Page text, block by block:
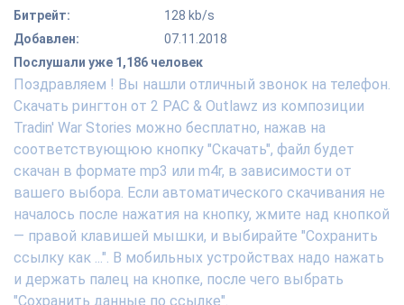
Битрейт:
128 kb/s
Добавлен:
07.11.2018
Послушали уже 1,186 человек
Поздравляем ! Вы нашли отличный звонок на телефон.
Скачать рингтон от 2 PAC & Outlawz из композиции
Tradin' War Stories можно бесплатно, нажав на
соответствующюю кнопку "Скачать", файл будет
скачан в формате mp3 или m4r, в зависимости от
вашего выбора. Если автоматического скачивания не
началось после нажатия на кнопку, жмите над кнопкой
— правой клавишей мышки, и выбирайте "Сохранить
ссылку как ...". В мобильных устройствах надо нажать
и держать палец на кнопке, после чего выбрать
"Сохранить данные по ссылке".